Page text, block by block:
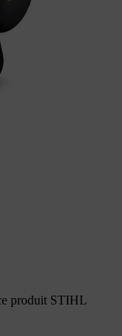
produit STIHL